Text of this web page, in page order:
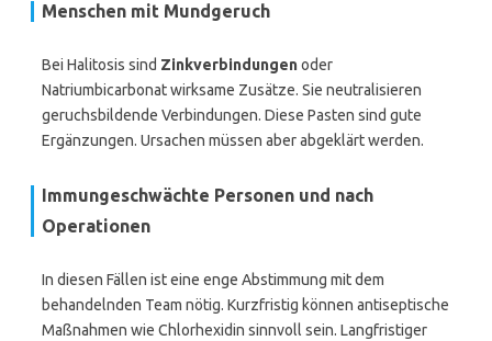
Menschen mit Mundgeruch
Bei Halitosis sind Zinkverbindungenoder
Natriumbicarbonat wirksame Zusätze. Sie neutralisieren
geruchsbildende Verbindungen. Diese Pasten sind gute
Ergänzungen. Ursachen müssen aber abgeklärt werden.
Immungeschwächte Personen und nach
Operationen
In diesen Fällen ist eine enge Abstimmung mit dem
behandelnden Team nötig. Kurzfristig können antiseptische
Maßnahmen wie Chlorhexidin sinnvoll sein. Langfristiger